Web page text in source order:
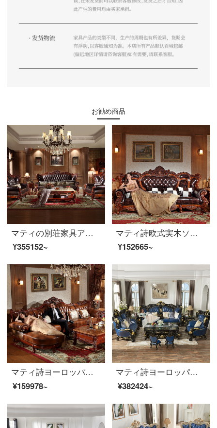
お勧め商品
マティの別荘家具アメリカの実木ソファ欧式高級本革ソファ大型リビングソファ931ソファ1+2+4セット
¥355152~
マティ詩欧式実木ソファアメリカンペンションタイプの本革両面彫刻ソファ欧式客間家具セット821 SFタイゴム木厚木両面彫刻技術真牛皮沙発/三人位
¥152665~
マティ詩ヨーロッパ式ソファーの木の彫刻角回転ソファーのメインリビングルームの本革ソファーのアメリカンリビング家具828【シングル+二人+貴妃】3.4メートル
¥159978~
マティ詩ヨーロッパ式の古典的な木のソファーはお客さんを歓迎します。松大戸型の別荘客間の真皮の家具は富貴で、お客さんを迎えます。
¥382424~